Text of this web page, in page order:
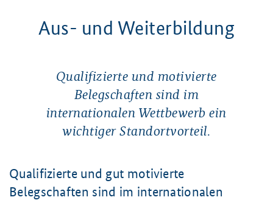
Aus- und Weiterbildung
Qualifizierte und motivierte
Belegschaften sind im
internationalen Wettbewerb ein
wichtiger Standortvorteil.
Qualifizierte und gut motivierte
Belegschaften sind im internationalen